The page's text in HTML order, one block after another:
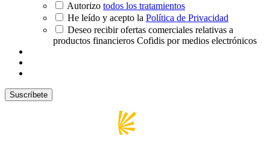
Autorizo todos los tratamientos
He leído y acepto la Política de Privacidad
Deseo recibir ofertas comerciales relativas a
productos financieros Cofidis por medios electrónicos